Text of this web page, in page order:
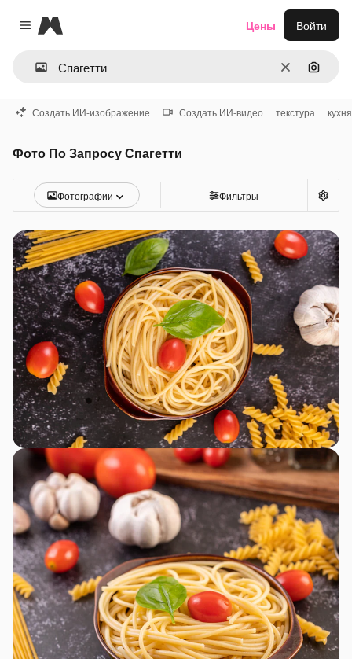
Close menu
Magnific
ОчиститьПоиск
Цены Войти
Создать ИИ-изображение Создать ИИ-видео текстура кухня
Фото По Запросу Спагетти
Фотографии Фильтры